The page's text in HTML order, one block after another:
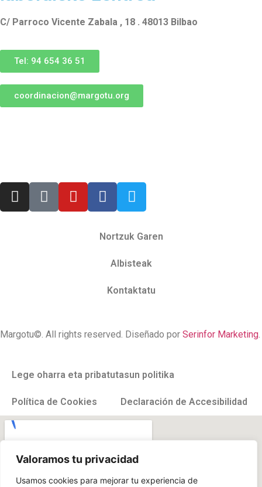
Valoramos tu privacidad
Usamos cookies para mejorar tu experiencia de
C/ Parroco Vicente Zabala , 18 . 48013 Bilbao
Tel: 94 654 36 51
coordinacion@margotu.org
Nortzuk Garen
Albisteak
Kontaktatu
Margotu©. All rights reserved. Diseñado por Serinfor Marketing
Lege oharra eta pribatutasun politika
Política de Cookies Declaración de Accesibilidad